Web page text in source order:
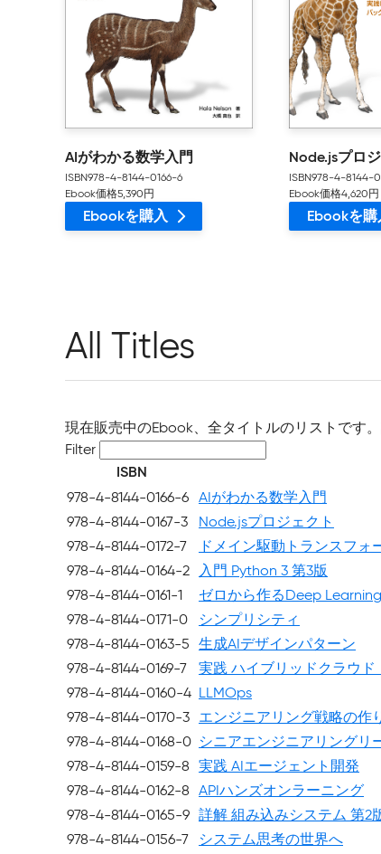
AIがわかる数学入門
ISBN978-4-8144-0166-6
Ebook価格5,390円
Ebookを購入
Node.jsプロ
ISBN978-4-8144-
Ebook価格4,620円
Ebookを購
All Titles
現在販売中のEbook、全タイトルのリストです
Filter
ISBN
978-4-8144-0166-6 AIがわかる数学入門
978-4-8144-0167-3
Node.jsプロジェクト
978-4-8144-0172-7
ドメイン駆動トランスフォ
978-4-8144-0164-2
入門 Python 3 第3版
978-4-8144-0161-1
ゼロから作るDeep
978-4-8144-0171-0
シンプリシティ
978-4-8144-0163-5 生成AIデザインパターン
978-4-8144-0169-7
実践 ハイブリッドクラウ
978-4-8144-0160-4 LLMOps
978-4-8144-0170-3 エンジニアリング戦略の作
978-4-8144-0168-0 シニアエンジニアリングリ
978-4-8144-0159-8 実践 AIエージェント開発
978-4-8144-0162-8 APIハンズオンラーニング
978-4-8144-0165-9 詳解 組み込みシステム 第2
978-4-8144-0156-7
システム思考の世界へ